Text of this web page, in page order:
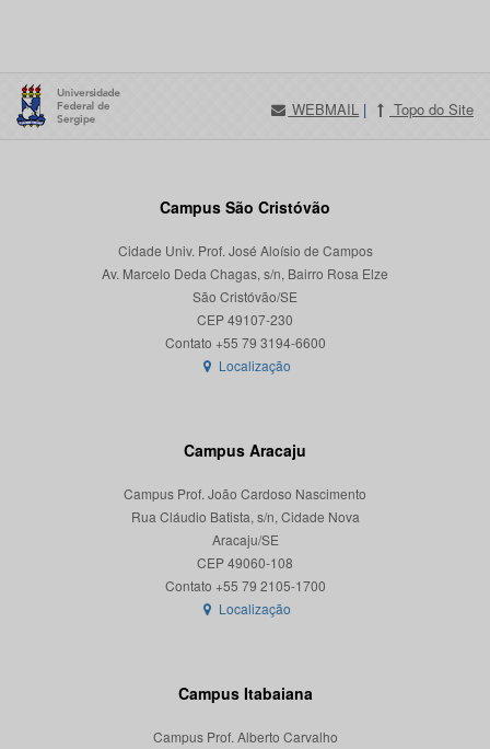
WEBMAIL | Topo do Site
Campus São Cristóvão
Cidade Univ. Prof. José Aloísio de Campos
Av. Marcelo Deda Chagas, s/n, Bairro Rosa Elze
São Cristóvão/SE
CEP 49107-230
Localização
Campus Aracaju
Campus Prof. João Cardoso Nascimento
Rua Cláudio Batista, s/n, Cidade Nova
Aracaju/SE
CEP 49060-108
Localização
Campus Itabaiana
Campus Prof. Alberto Carvalho